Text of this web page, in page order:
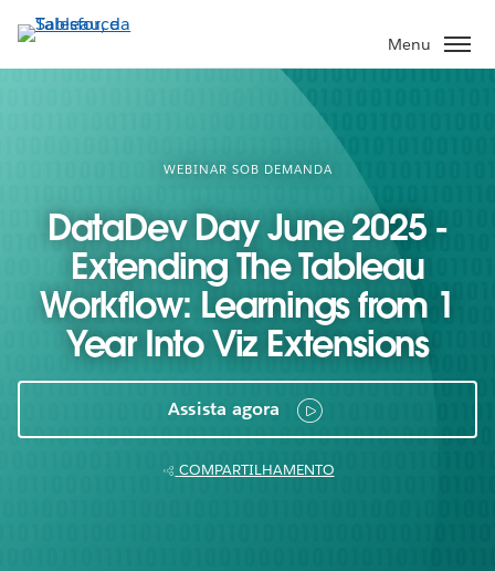
Pular
para
o
Menu
WEBINAR SOB DEMANDA
DataDev Day June 2025 -
Extending The Tableau
Workflow: Learnings from 1
Year Into Viz Extensions
Assista agora
COMPARTILHAMENTO